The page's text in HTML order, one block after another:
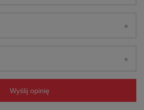
Wyślij opinię